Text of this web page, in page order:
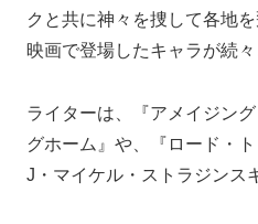
クと共に神々を捜して各地を
映画で登場したキャラが続々
ライターは、『アメイジン
グホーム』や、『ロード・
J・マイケル・ストラジンス